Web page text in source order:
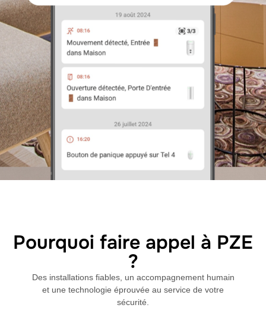
Pourquoi faire appel à PZE
?
Des installations fiables, un accompagnement humain
et une technologie éprouvée au service de votre
sécurité.